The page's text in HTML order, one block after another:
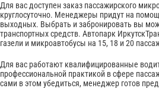
Для вас доступен заказ пассажирского
круглосуточно. Менеджеры придут на
выходных. Выбрать и забронировать вы
транспортных средств. Автопарк
газели и микроавтобусы на 15, 18 и 20
Для вас работают квалифицированные
профессиональной практикой в ​​сфере
сами в этом убедиться, менеджер готов